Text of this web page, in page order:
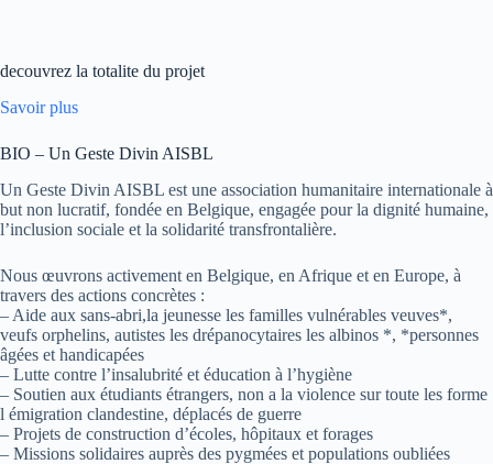
decouvrez la totalite du projet
Savoir plus
BIO – Un Geste Divin AISBL
Un Geste Divin AISBL est une association humanitaire internationale à
but non lucratif, fondée en Belgique, engagée pour la dignité humaine,
l’inclusion sociale et la solidarité transfrontalière.
Nous œuvrons activement en Belgique, en Afrique et en Europe, à
travers des actions concrètes :
– Aide aux sans-abri,la jeunesse les familles vulnérables veuves*,
veufs orphelins, autistes les drépanocytaires les albinos *, *personnes
âgées et handicapées
– Lutte contre l’insalubrité et éducation à l’hygiène
– Soutien aux étudiants étrangers, non a la violence sur toute les forme
l émigration clandestine, déplacés de guerre
– Projets de construction d’écoles, hôpitaux et forages
– Missions solidaires auprès des pygmées et populations oubliées